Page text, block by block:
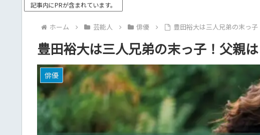
記事内にPRが含まれています。
ホーム 芸能人 俳優 豊田裕大は三人兄弟の末っ
豊田裕大は三人兄弟の末っ子！父親
俳優